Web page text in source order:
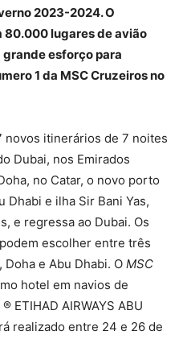
2023-2024. O
80.000 lugares de avião
esforço para
1 da MSC Cruzeiros no
novos itinerários de 7 noites
Dubai, nos Emirados
no Catar, o novo porto
Dhabi e ilha Sir Bani Yas,
e regressa ao Dubai. Os
escolher entre três
e Abu Dhabi. O MSC
hotel em navios de
ETIHAD AIRWAYS ABU
realizado entre 24 e 26 de